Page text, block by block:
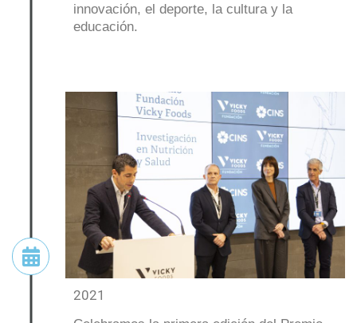
innovación, el deporte, la cultura y la
educación.
2021